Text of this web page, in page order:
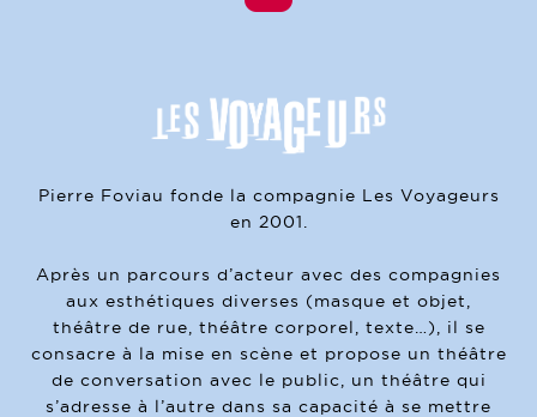
Pierre Foviau fonde la compagnie Les Voyageurs
en 2001.
Après un parcours d’acteur avec des compagnies
aux esthétiques diverses (masque et objet,
théâtre de rue, théâtre corporel, texte…), il se
consacre à la mise en scène et propose un théâtre
de conversation avec le public, un théâtre qui
s’adresse à l’autre dans sa capacité à se mettre